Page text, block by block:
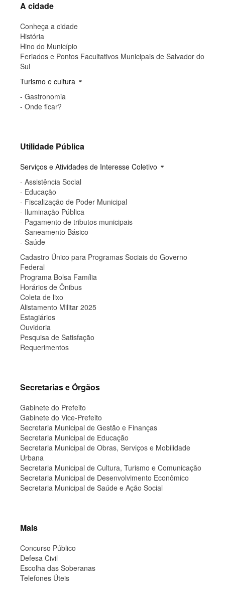
A cidade
Conheça a cidade
História
Hino do Município
Feriados e Pontos Facultativos Municipais de Salvador do
Sul
Turismo e cultura arrow_drop_down
- Gastronomia
- Onde ficar?
Utilidade Pública
Serviços e Atividades de Interesse Coletivo arrow_drop_down
- Assistência Social
- Educação
- Fiscalização de Poder Municipal
- Iluminação Pública
- Pagamento de tributos municipais
- Saneamento Básico
- Saúde
Cadastro Único para Programas Sociais do Governo
Federal
Programa Bolsa Família
Horários de Ônibus
Coleta de lixo
Alistamento Militar 2025
Estagiários
Ouvidoria
Pesquisa de Satisfação
Requerimentos
Secretarias e Órgãos
Gabinete do Prefeito
Gabinete do Vice-Prefeito
Secretaria Municipal de Gestão e Finanças
Secretaria Municipal de Educação
Secretaria Municipal de Obras, Serviços e Mobilidade
Urbana
Secretaria Municipal de Cultura, Turismo e Comunicação
Secretaria Municipal de Desenvolvimento Econômico
Secretaria Municipal de Saúde e Ação Social
Mais
Concurso Público
Defesa Civil
Escolha das Soberanas
Telefones Úteis